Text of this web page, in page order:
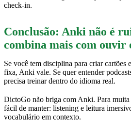
check-in.
Conclusão: Anki não é
combina mais com ouvir
Se você tem disciplina para criar cartões
fixa, Anki vale. Se quer entender
precisa treinar dentro do idioma real.
DictoGo não briga com Anki. Para muita
fácil de manter: listening e leitura
vocabulário em contexto.